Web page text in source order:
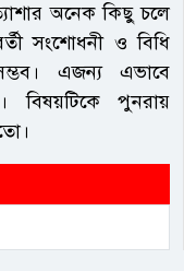
অনেক কিছু চলে
সংশোধনী ও বিধি
এজন্য এভাবে
পুনরায়